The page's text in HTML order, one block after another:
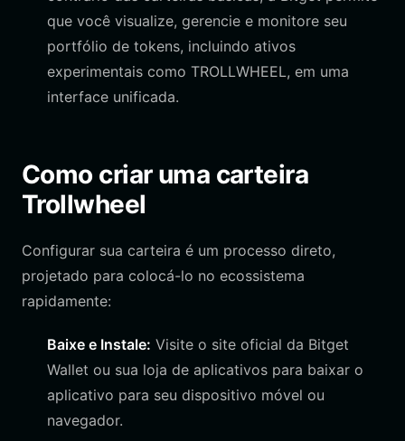
que você visualize, gerencie e monitore seu
portfólio de tokens, incluindo ativos
experimentais como TROLLWHEEL, em uma
interface unificada.
Como criar uma carteira
Trollwheel
Configurar sua carteira é um processo direto,
projetado para colocá-lo no ecossistema
rapidamente:
Baixe e Instale: Visite o site oficial da Bitget
Wallet ou sua loja de aplicativos para baixar o
aplicativo para seu dispositivo móvel ou
navegador.